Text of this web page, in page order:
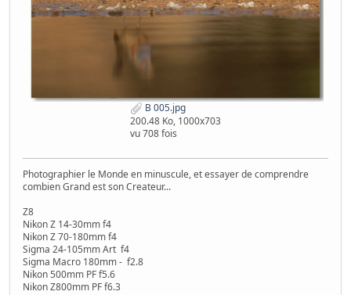
B 005.jpg
200.48 Ko, 1000x703
vu 708 fois
Photographier le Monde en minuscule, et essayer de comprendre
combien Grand est son Createur...
Z8
Nikon Z 14-30mm f4
Nikon Z 70-180mm f4
Sigma 24-105mm Art f4
Sigma Macro 180mm - f2.8
Nikon 500mm PF f5.6
Nikon Z800mm PF f6.3